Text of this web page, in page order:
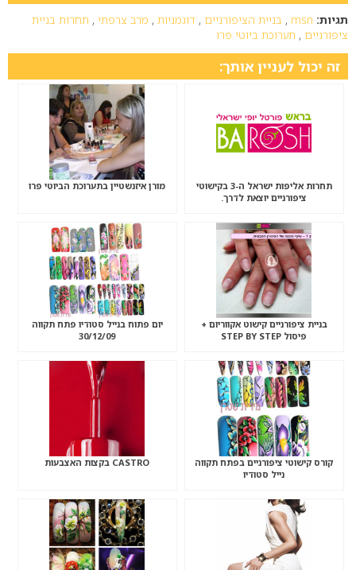
תגיות: msn
, בניית הציפורניים , דוגמניות , מרב צרפתי , תחרות בניית
ציפורניים , תערוכת ביוטי פרו
זה יכול לעניין אותך:
תחרות אליפות ישראל ה-3 בקישוטי
ציפורניים יוצאת לדרך.
מורן איזנשטיין בתערוכת הביוטי פרו
בניית ציפורניים קישוט אקווריום +
פיסול STEP BY STEP
יום פתוח בנייל סטודיו פתח תקווה
30/12/09
קורס קישוטי ציפורניים בפתח תקווה
נייל סטודיו
CASTRO בקצות האצבעות